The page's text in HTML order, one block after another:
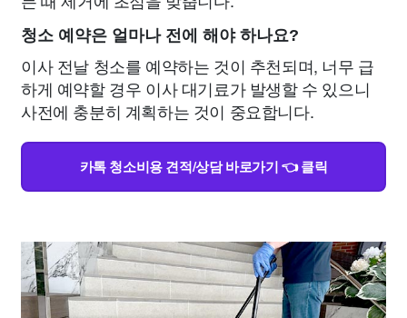
청소 예약은 얼마나 전에 해야 하나요?
이사 전날 청소를 예약하는 것이 추천되며, 너무 급
하게 예약할 경우 이사 대기료가 발생할 수 있으니
사전에 충분히 계획하는 것이 중요합니다.
카톡 청소비용 견적/상담 바로가기 👈 클릭